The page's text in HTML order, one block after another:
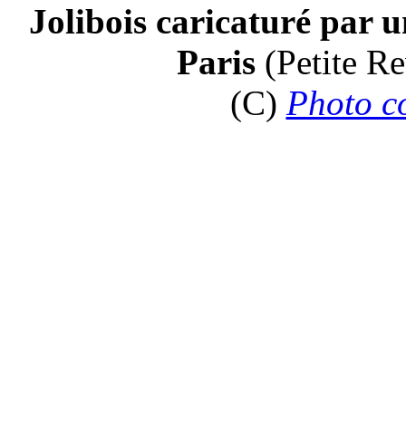
Jolibois caricaturé par
Paris(Petite
(C) Photo